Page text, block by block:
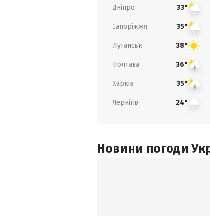
Дніпро 33°
Запоріжжя 35°
Луганськ 38°
Полтава 36°
Харків 35°
Чернігів 24°
Новини погоди